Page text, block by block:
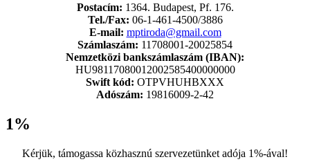
Postacím: 1364. Budapest, Pf. 176.
Tel./Fax: 06-1-461-4500/3886
E-mail: mptiroda@gmail.com
Számlaszám: 11708001-20025854
Nemzetközi bankszámlaszám (IBAN):
HU98117080012002585400000000
Swift kód: OTPVHUHBXXX
Adószám: 19816009-2-42
1%
Kérjük, támogassa közhasznú szervezetünket adója 1%-ával!